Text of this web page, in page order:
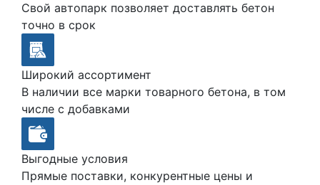
Свой автопарк позволяет доставлять бетон
точно в срок
Широкий ассортимент
В наличии все марки товарного бетона, в том
числе с добавками
Выгодные условия
Прямые поставки, конкурентные цены и